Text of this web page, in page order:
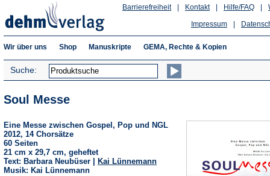
Hilfe/FAQ
Kontakt
Barrierefreiheit
Impressum
Wir über uns Shop Manuskripte GEMA, Rechte & Kopien
Suche:
Soul Messe
Eine Messe zwischen Gospel, Pop und NGL
2012, 14 Chorsätze
60 Seiten
21 cm x 29,7 cm, geheftet
Text: Barbara Neubüser |
Kai Lünnemann
Musik: Kai Lünnemann